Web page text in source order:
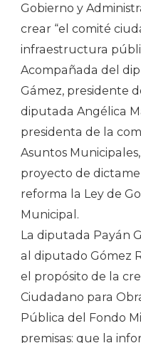
Gobierno y
crear “el comité
infraestructura
Acompañada del
Gámez, presidente
diputada Angélica
presidenta de la
Asuntos
proyecto de
reforma la Ley de
Municipal.
La diputada Payán
al diputado Gómez
el propósito de la
Ciudadano para
Pública del Fondo
premisas: que la